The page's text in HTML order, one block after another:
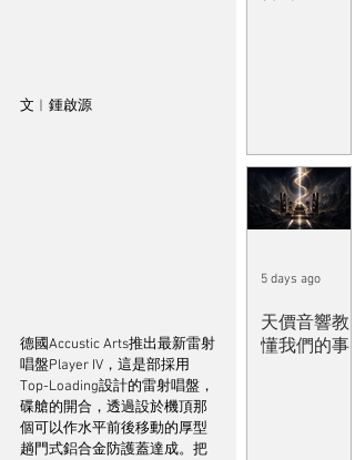
文︱鍾啟源
德國Accustic Arts推出最新雷射
唱盤Player IV，這是部採用
Top-Loading設計的雷射唱盤，
碟艙的開合，透過設於機頂那
個可以作水平前後移動的厚型
趟門式鋁合金防護蓋達成。把
天價音響教
懂我們的事
5 days ago